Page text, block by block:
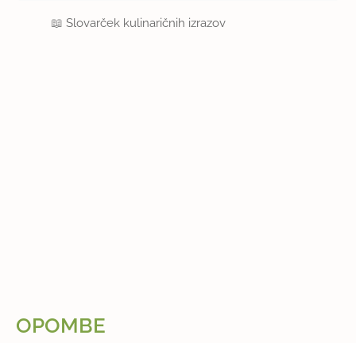
📖Slovarček kulinaričnih izrazov
OPOMBE